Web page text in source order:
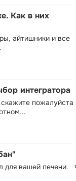
Как в них
айтишники и все
интегратора
пожалуйста
для вашей печени.